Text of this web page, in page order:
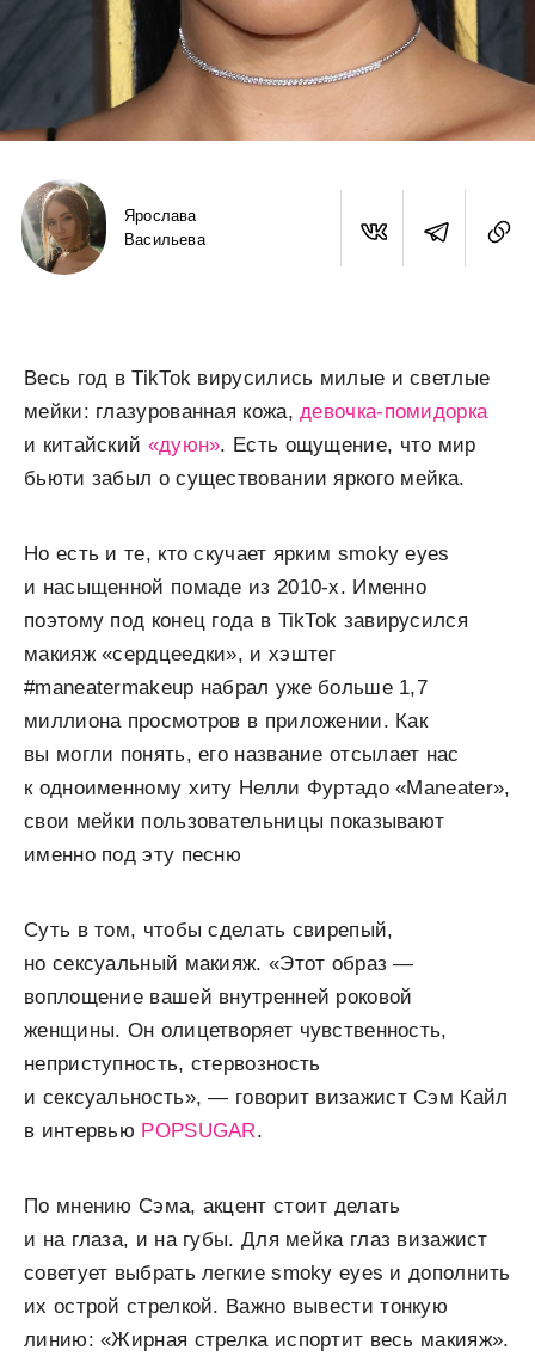
Ярослава
Васильева
Весь год в TikTok вирусились милые и светлые
мейки: глазурованная кожа,девочка-помидорка
и китайский «дуюн». Есть ощущение, что мир
бьюти забыл о существовании яркого мейка.
Но есть и те, кто скучает ярким smoky eyes
и насыщенной помаде из 2010-х. Именно
поэтому под конец года в TikTok завирусился
макияж «сердцеедки», и хэштег
#maneatermakeup набрал уже больше 1,7
миллиона просмотров в приложении. Как
вы могли понять, его название отсылает нас
к одноименному хиту Нелли Фуртадо «Maneater»,
свои мейки пользовательницы показывают
именно под эту песню
Суть в том, чтобы сделать свирепый,
но сексуальный макияж. «Этот образ —
воплощение вашей внутренней роковой
женщины. Он олицетворяет чувственность,
неприступность, стервозность
и сексуальность», — говорит визажист Сэм Кайл
в интервью POPSUGAR.
По мнению Сэма, акцент стоит делать
и на глаза, и на губы. Для мейка глаз визажист
советует выбрать легкие smoky eyes и дополнить
их острой стрелкой. Важно вывести тонкую
линию: «Жирная стрелка испортит весь макияж».